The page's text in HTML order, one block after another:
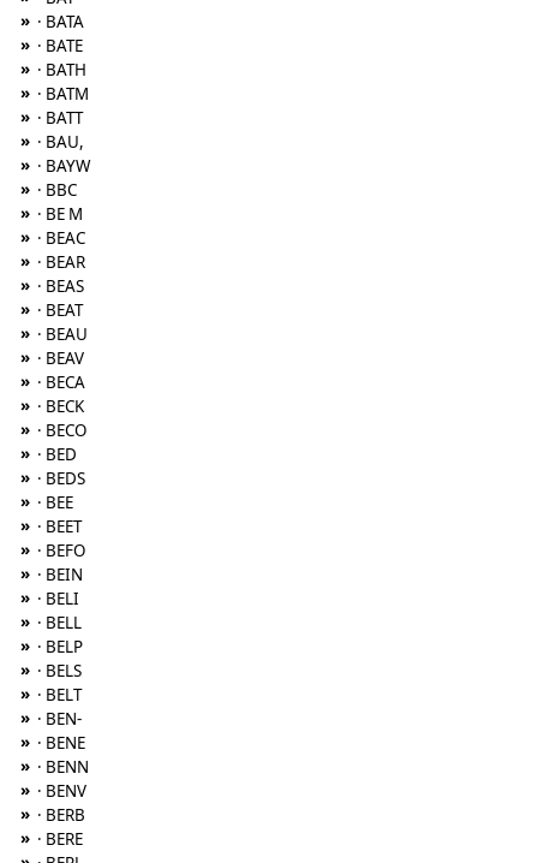
» · BATA
» · BATE
» · BATH
» · BATM
» · BATT
» · BAU,
» · BAYW
» · BBC
» · BE M
» · BEAC
» · BEAR
» · BEAS
» · BEAT
» · BEAU
» · BEAV
» · BECA
» · BECK
» · BECO
» · BED
» · BEDS
» · BEE
» · BEET
» · BEFO
» · BEIN
» · BELI
» · BELL
» · BELP
» · BELS
» · BELT
» · BEN-
» · BENE
» · BENN
» · BENV
» · BERB
» · BERE